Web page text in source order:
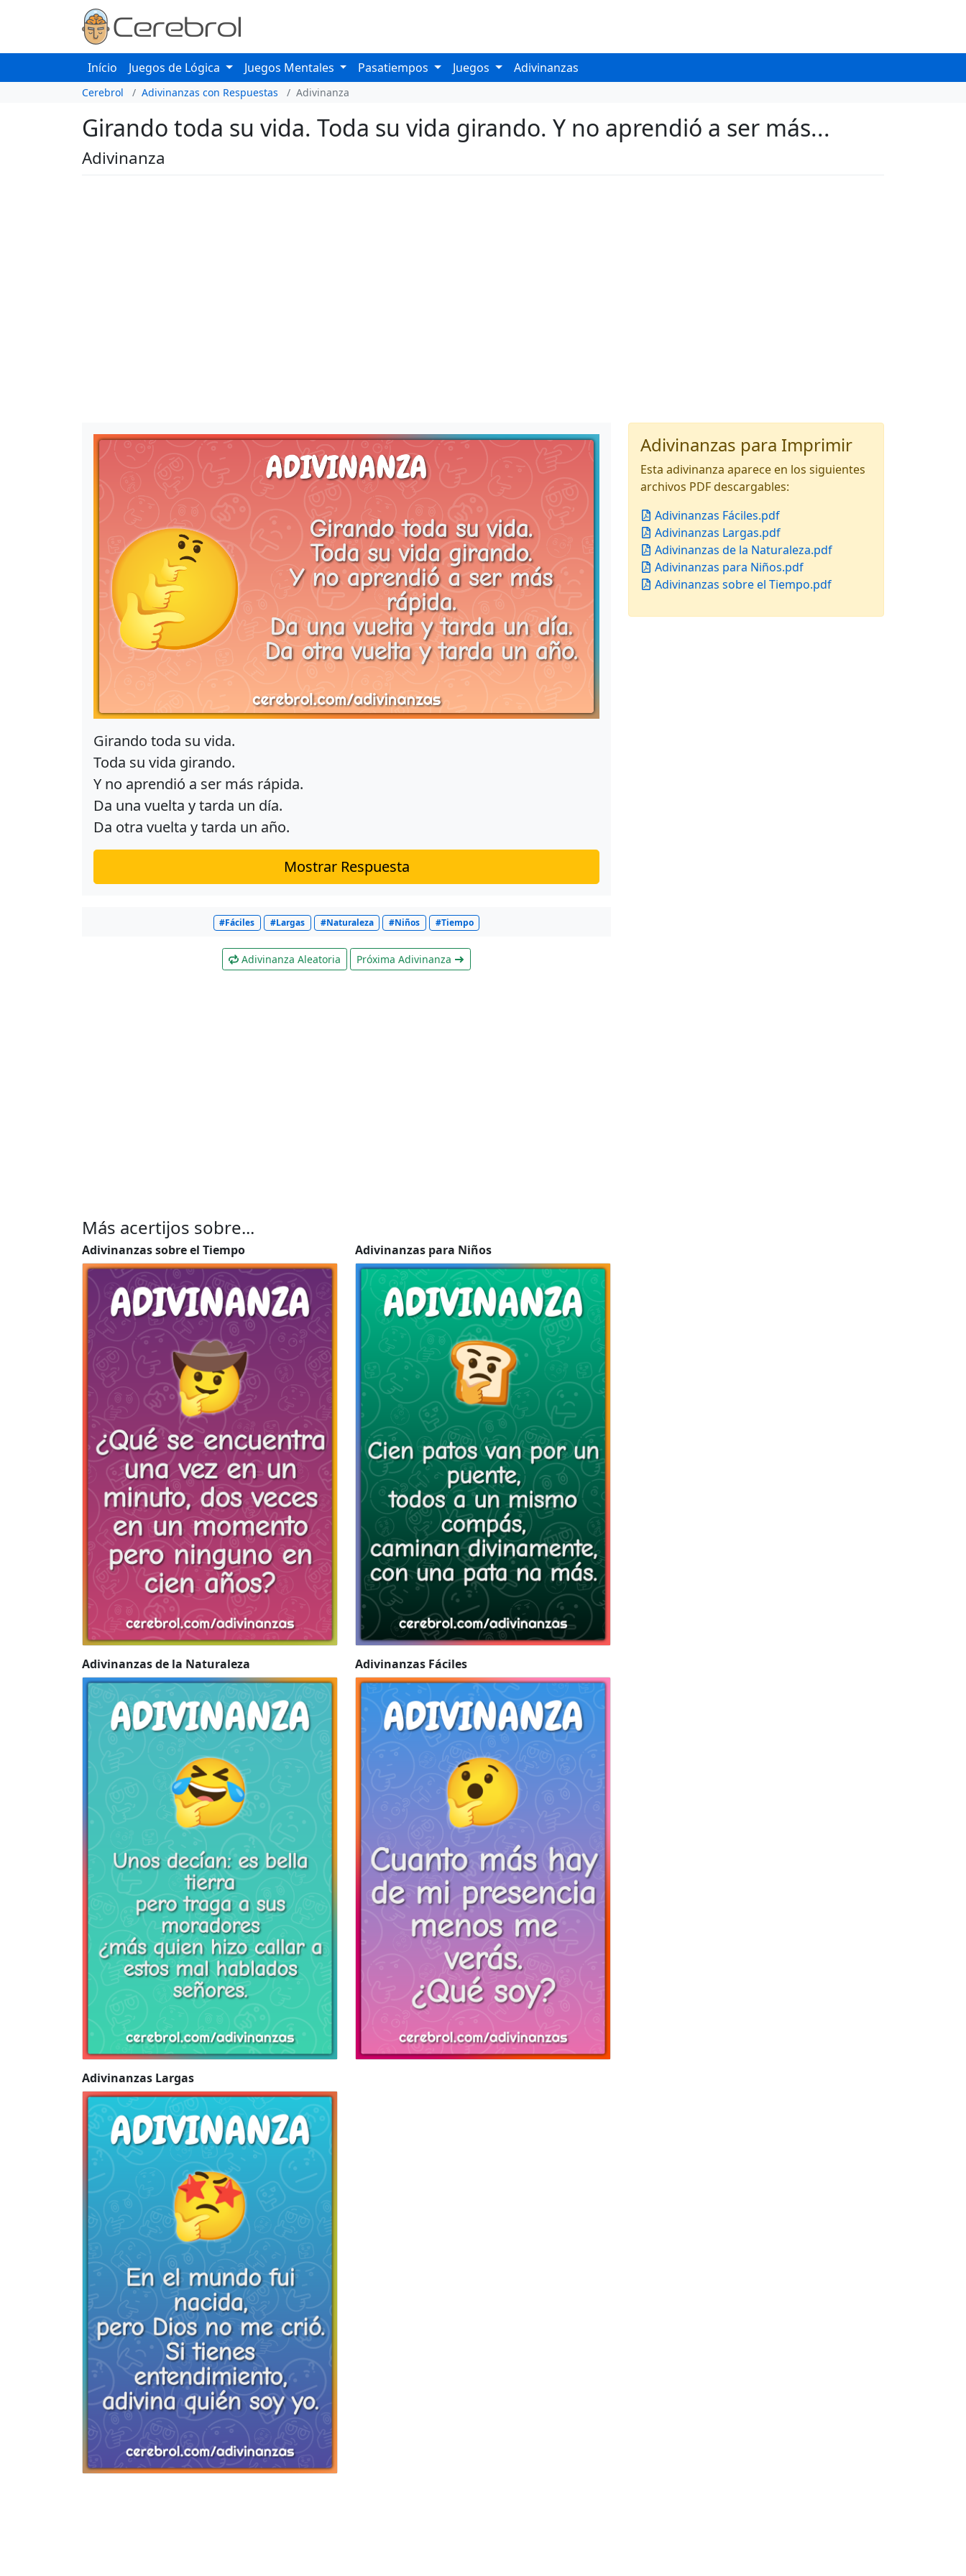
Início Juegos de Lógica Juegos Mentales Pasatiempos Juegos Adivinanzas
Cerebrol Adivinanzas con Respuestas Adivinanza
Girando toda su vida. Toda su vida girando. Y no aprendió a ser más...
Adivinanza
Girando toda su vida.
Toda su vida girando.
Y no aprendió a ser más rápida.
Da una vuelta y tarda un día.
Da otra vuelta y tarda un año.
Mostrar Respuesta
#Fáciles #Largas #Naturaleza #Niños #Tiempo
Adivinanza Aleatoria Próxima Adivinanza
Adivinanzas para Imprimir
Esta adivinanza aparece en los siguientes
archivos PDF descargables:
Adivinanzas Fáciles.pdf
Adivinanzas Largas.pdf
Adivinanzas de la Naturaleza.pdf
Adivinanzas para Niños.pdf
Adivinanzas sobre el Tiempo.pdf
Más acertijos sobre...
Adivinanzas sobre el Tiempo Adivinanzas para Niños
Adivinanzas de la Naturaleza Adivinanzas Fáciles
Adivinanzas Largas